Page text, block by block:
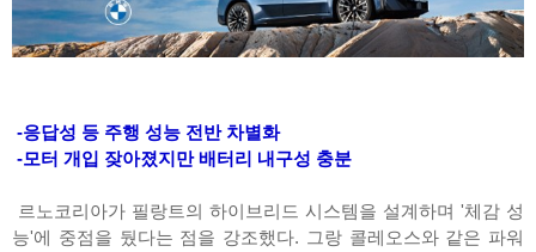
-응답성 등 주행 성능 전반 차별화
-모터 개입 잦아졌지만 배터리 내구성 충분
르노코리아가 필랑트의 하이브리드 시스템을 설계하며 '체감 성
능'에 중점을 뒀다는 점을 강조했다. 그랑 콜레오스와 같은 파워